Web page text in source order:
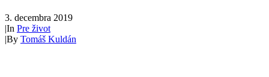
3. decembra 2019
|In Pre život
|By Tomáš Kuldán